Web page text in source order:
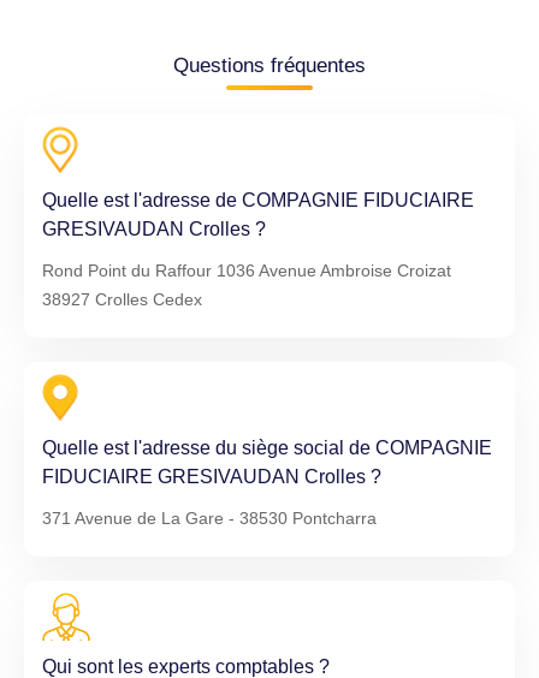
Questions fréquentes
Quelle est l'adresse de COMPAGNIE FIDUCIAIRE
GRESIVAUDAN Crolles ?
Rond Point du Raffour 1036 Avenue Ambroise Croizat
38927 Crolles Cedex
Quelle est l'adresse du siège social de COMPAGNIE
FIDUCIAIRE GRESIVAUDAN Crolles ?
371 Avenue de La Gare - 38530 Pontcharra
Qui sont les experts comptables ?